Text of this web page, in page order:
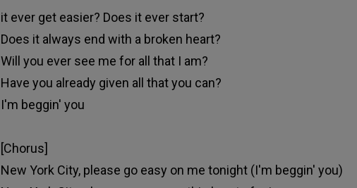
it ever get easier? Does it ever start?
Does it always end with a broken heart?
Will you ever see me for all that I am?
Have you already given all that you can?
I'm beggin' you
[Chorus]
New York City, please go easy on me tonight (I'm beggin' you)